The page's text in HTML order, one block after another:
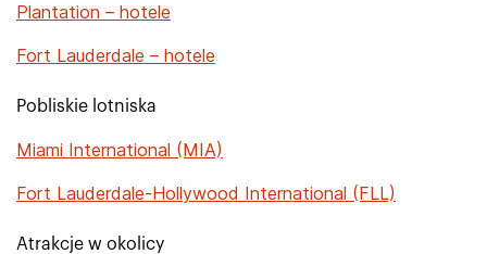
Plantation – hotele
Fort Lauderdale – hotele
Pobliskie lotniska
Miami International (MIA)
Fort Lauderdale-Hollywood International (FLL)
Atrakcje w okolicy